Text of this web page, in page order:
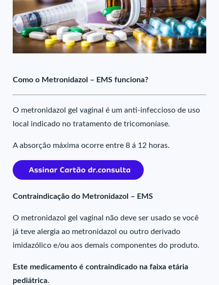
Como o Metronidazol – EMS funciona?
O metronidazol gel vaginal é um anti-infeccioso de uso
local indicado no tratamento de tricomoníase.
A absorção máxima ocorre entre 8 á 12 horas.
Contraindicação do Metronidazol – EMS
O metronidazol gel vaginal não deve ser usado se você
já teve alergia ao metronidazol ou outro derivado
imidazólico e/ou aos demais componentes do produto.
Este medicamento é contraindicado na faixa etária
pediátrica.